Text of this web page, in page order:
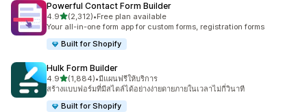
Powerful Contact Form Builder
4.9เต็ม 5 ดาว
(2,312)
ทั้งหมด 2312 รีวิว
•Free plan available
Your all-in-one form app for custom forms, registration forms
Built for Shopify
Hulk Form Builder
4.9เต็ม 5 ดาว
(1,884)
ทั้งหมด 1884 รีวิว
•มีแผนฟรีให้บริการ
สร้างแบบฟอร์มที่มีสไตล์ได้อย่างง่ายดายภายในเวลาไม่กี่วินาที
Built for Shopify